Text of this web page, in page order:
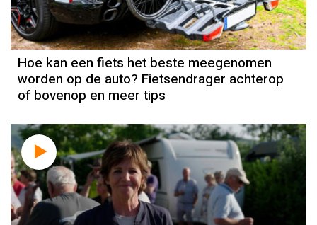
Hoe kan een fiets het beste meegenomen
worden op de auto? Fietsendrager achterop
of bovenop en meer tips